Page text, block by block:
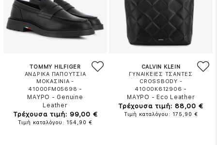
TOMMY HILFIGER
ΑΝΔΡΙΚΑ ΠΑΠΟΥΤΣΙΑ
ΜΟΚΑΣΙΝΙΑ -
41000FM05698 -
ΜΑΥΡΟ - Genuine
Leather
Τρέχουσα τιμή: 99,00 €
Τιμή καταλόγου: 154,90 €
CALVIN KLEIN
ΓΥΝΑΙΚΕΙΕΣ ΤΣΑΝΤΕΣ
CROSSBODY -
41000K612906 -
ΜΑΥΡΟ - Eco Leather
Τρέχουσα τιμή: 88,00 €
Τιμή καταλόγου: 175,90 €